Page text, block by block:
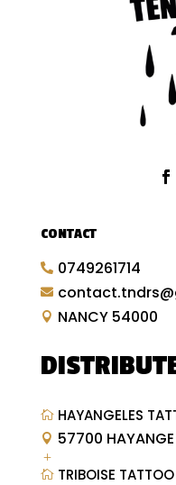
CONTACT
 0749261714

 NANCY 54000
 HAYANGELES
 57700 HAYANGE
L
 TRIBOISE TATTOO